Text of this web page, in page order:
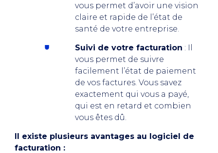
vous permet d’avoir une vision
claire et rapide de l’état de
santé de votre entreprise.
Suivi de votre facturation : Il
vous permet de suivre
facilement l’état de paiement
de vos factures. Vous savez
exactement qui vous a payé,
qui est en retard et combien
vous êtes dû.
Il existe plusieurs avantages au logiciel de
facturation :